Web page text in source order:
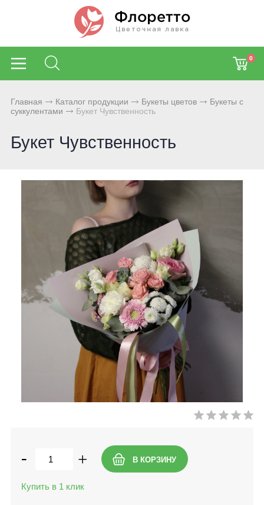
0
Главная Каталог продукции Букеты цветов
Букеты с
суккулентами
Букет Чувственность
Букет Чувственность
- +
Купить в 1 клик